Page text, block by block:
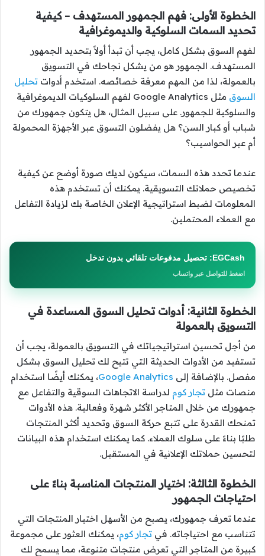
الخطوة الأولى: فهم الجمهور المستهدف – كيفية
تحديد السمات السلوكية والديموغرافية
لفهم السوق بشكل كامل، يجب أن تبدأ أولاً بتحديد الجمهور
المستهدف. الجمهور هو من يشكل نجاحك في التسويق
بالعمولة، لذا من المهم معرفة خصائصه. استخدم أدوات تحليل
السوق
مثل Google Analytics لفهم السلوكيات الديموغرافية
والسلوكية للجمهور. على سبيل المثال، هل يتكون جمهورك من
شباب أو كبار السن؟ هل يفضلون التسوق عبر الأجهزة المحمولة
أم عبر الحواسيب؟
عندما تحدد هذه السمات، سيكون لديك صورة أوضح عن كيفية
تخصيص حملاتك التسويقية. يمكنك أن تستخدم هذه
المعلومات لضبط استراتيجية الإعلان الخاصة بك لزيادة التفاعل
مع العملاء المحتملين.
EGCash: تحصيل مدفوعات تلقائي بدون تدخل
اضغط للتواصل عبر واتساب
الخطوة الثانية: أدوات تحليل السوق المساعدة في
التسويق بالعمولة
من أجل تحسين استراتيجياتك في التسويق بالعمولة، يجب أن
تستفيد من الأدوات الحديثة التي تتيح لك تحليل السوق بشكل
مفصل. بالإضافة إلى Google Analytics، يمكنك أيضًا استخدام
منصات مثل تجار كوم لدراسة الاتجاهات السوقية والتفاعل مع
جمهورك من خلال المتاجر الأكثر شهرة وفعالية. هذه الأدوات
تمنحك القدرة على تتبع حركة السوق وتحديد أكثر المنتجات
طلبًا بناءً على سلوك العملاء. كما يمكنك استخدام هذه البيانات
لتحسين حملاتك الإعلانية في المستقبل.
الخطوة الثالثة: اختيار المنتجات المناسبة بناءً على
احتياجات الجمهور
عندما تعرف جمهورك، يصبح من الأسهل اختيار المنتجات التي
تتناسب مع احتياجاته. في تجار كوم، يمكنك العثور على مجموعة
كبيرة من المتاجر التي تعرض منتجات متنوعة، مما يسمح لك